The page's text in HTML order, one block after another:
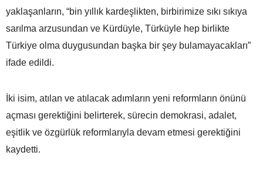
yaklaşanların, “bin yıllık kardeşlikten, birbirimize sıkı sıkıya
sarılma arzusundan ve Kürdüyle, Türküyle hep birlikte
Türkiye olma duygusundan başka bir şey bulamayacakları”
ifade edildi.
İki isim, atılan ve atılacak adımların yeni reformların önünü
açması gerektiğini belirterek, sürecin demokrasi, adalet,
eşitlik ve özgürlük reformlarıyla devam etmesi gerektiğini
kaydetti.